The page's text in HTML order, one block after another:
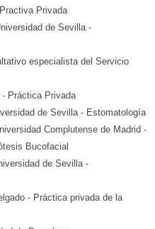
Privada
de Sevilla -
especialista del Servicio
- Práctica Privada
de Sevilla - Estomatología
Complutense de Madrid -
Bucofacial
de Sevilla -
- Práctica privada de la